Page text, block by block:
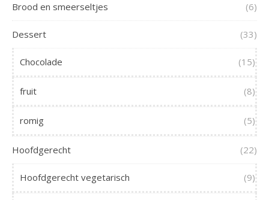
Brood en smeerseltjes (6)
Dessert (33)
Chocolade (15)
fruit (8)
romig (5)
Hoofdgerecht (22)
Hoofdgerecht vegetarisch (9)